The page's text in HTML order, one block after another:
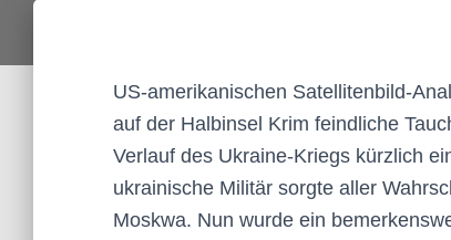
US-amerikanischen Satellitenbild-
auf der Halbinsel Krim feindliche
Verlauf des Ukraine-Kriegs kürzlich
ukrainische Militär sorgte aller
Moskwa. Nun wurde ein